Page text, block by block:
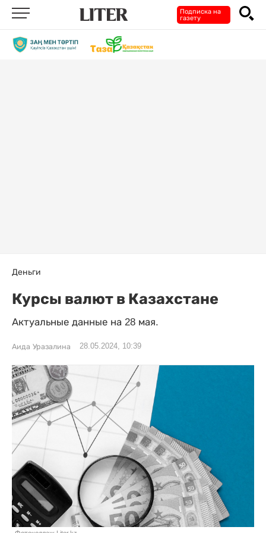
Подписка на
газету
Деньги
Курсы валют в Казахстане
Актуальные данные на 28 мая.
Аида Уразалина 28.05.2024, 10:39